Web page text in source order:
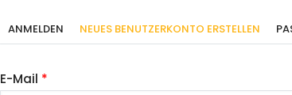
Primäre
ANMELDEN NEUES BENUTZERKONTO ERSTELLEN
E-Mail